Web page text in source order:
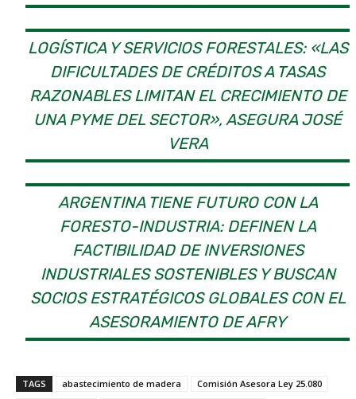
LOGÍSTICA Y SERVICIOS FORESTALES: «LAS
DIFICULTADES DE CRÉDITOS A TASAS
RAZONABLES LIMITAN EL CRECIMIENTO DE
UNA PYME DEL SECTOR», ASEGURA JOSÉ
VERA
ARGENTINA TIENE FUTURO CON LA
FORESTO-INDUSTRIA: DEFINEN LA
FACTIBILIDAD DE INVERSIONES
INDUSTRIALES SOSTENIBLES Y BUSCAN
SOCIOS ESTRATÉGICOS GLOBALES CON EL
ASESORAMIENTO DE AFRY
TAGS abastecimiento de madera
Comisión Asesora Ley 25.080